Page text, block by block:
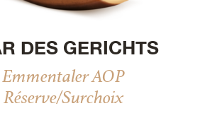
DES GERICHTS
Emmentaler AOP
Réserve/Surchoix